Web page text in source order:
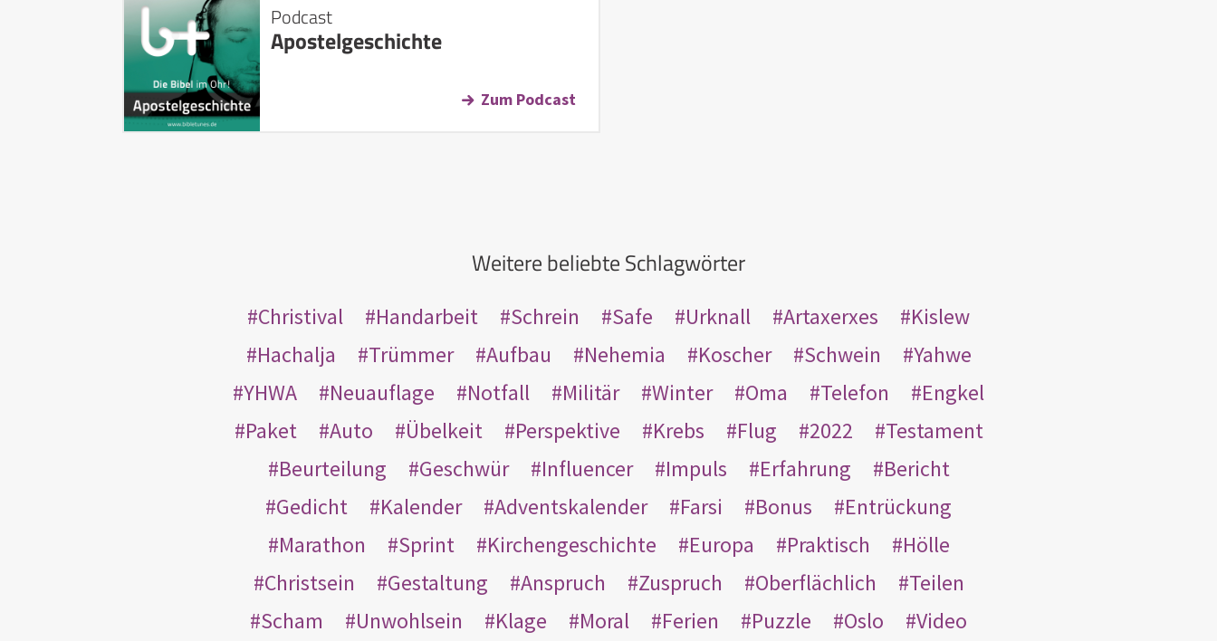
Podcast
Apostelgeschichte
Zum Podcast
Weitere beliebte Schlagwörter
Christival Handarbeit Schrein Safe Urknall Artaxerxes
Kislew
Hachalja
Trümmer Aufbau Nehemia Koscher Schwein
Yahwe
YHWA
Neuauflage Notfall Militär Winter Oma Telefon
Engkel
Paket
Auto Übelkeit Perspektive Krebs Flug 2022
Testament
Beurteilung
Geschwür Influencer Impuls Erfahrung
Bericht
Gedicht
Kalender Adventskalender Farsi Bonus
Entrückung
Marathon
Sprint Kirchengeschichte Europa Praktisch
Hölle
Christsein
Gestaltung Anspruch Zuspruch Oberflächlich
Teilen
Scham
Unwohlsein Klage Moral Ferien Puzzle Oslo
Video